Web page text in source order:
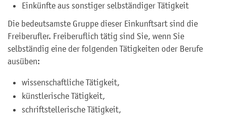
Einkünfte aus sonstiger selbständiger Tätigkeit
Die bedeutsamste Gruppe dieser Einkunftsart sind die
Freiberufler. Freiberuflich tätig sind Sie, wenn Sie
selbständig eine der folgenden Tätigkeiten oder Berufe
ausüben:
wissenschaftliche Tätigkeit,
künstlerische Tätigkeit,
schriftstellerische Tätigkeit,